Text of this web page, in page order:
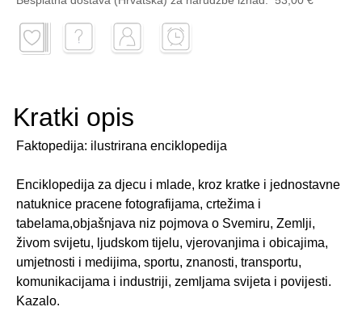
Kratki opis
Faktopedija: ilustrirana enciklopedija
Enciklopedija za djecu i mlade, kroz kratke i jednostavne
natuknice pracene fotografijama, crtežima i
tabelama,objašnjava niz pojmova o Svemiru, Zemlji,
živom svijetu, ljudskom tijelu, vjerovanjima i obicajima,
umjetnosti i medijima, sportu, znanosti, transportu,
komunikacijama i industriji, zemljama svijeta i povijesti.
Kazalo.